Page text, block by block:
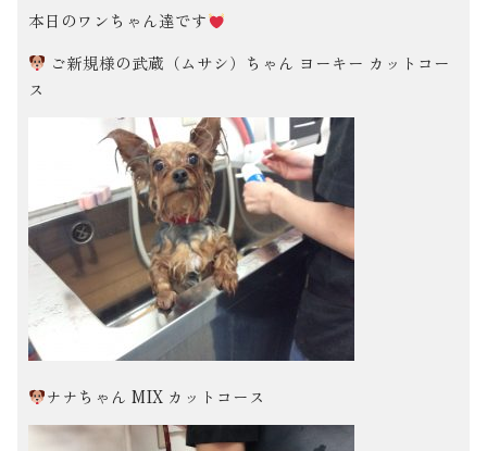
本日のワンちゃん達です
ご新規様の武蔵（ムサシ）ちゃん ヨーキー カットコー
ス
ナナちゃん MIX カットコース